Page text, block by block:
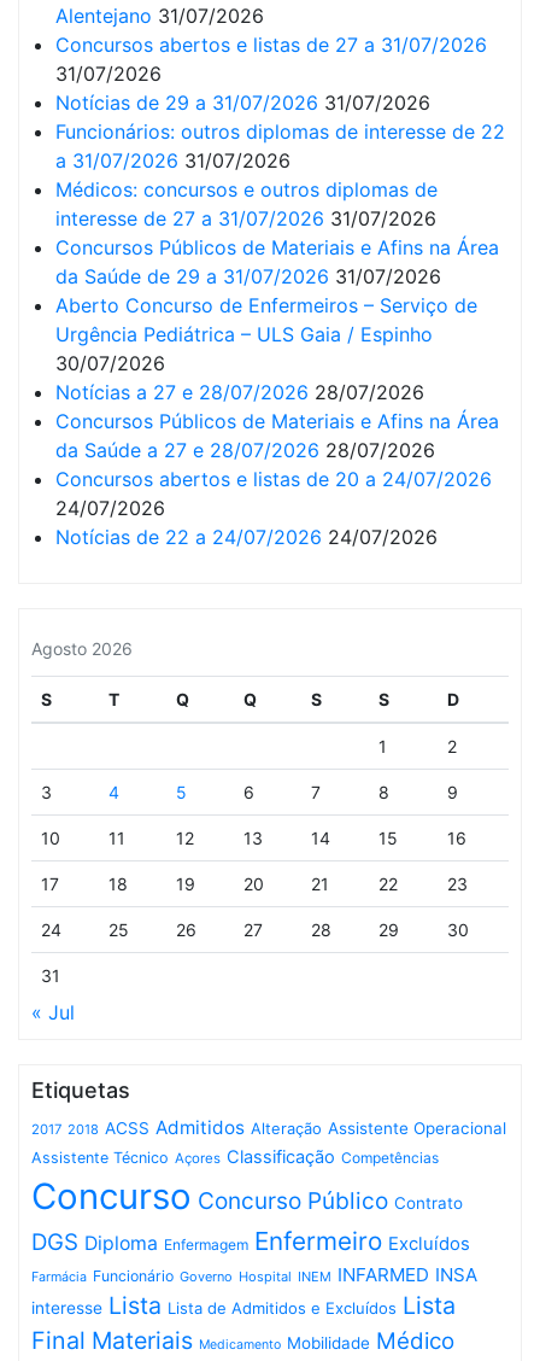
Alentejano 31/07/2026
Concursos abertos e listas de 27 a 31/07/2026
31/07/2026
Notícias de 29 a 31/07/2026 31/07/2026
Funcionários: outros diplomas de interesse de 22
a 31/07/2026 31/07/2026
Médicos: concursos e outros diplomas de
interesse de 27 a 31/07/2026 31/07/2026
Concursos Públicos de Materiais e Afins na Área
da Saúde de 29 a 31/07/2026 31/07/2026
Aberto Concurso de Enfermeiros – Serviço de
Urgência Pediátrica – ULS Gaia / Espinho
30/07/2026
Notícias a 27 e 28/07/2026 28/07/2026
Concursos Públicos de Materiais e Afins na Área
da Saúde a 27 e 28/07/2026 28/07/2026
Concursos abertos e listas de 20 a 24/07/2026
24/07/2026
Notícias de 22 a 24/07/2026 24/07/2026
Agosto 2026
S T Q Q S S D
1 2
3 4 5 6 7 8 9
10 11 12 13 14 15 16
17 18 19 20 21 22 23
24 25 26 27 28 29 30
31
« Jul
Etiquetas
2017 2018 ACSS Admitidos Alteração Assistente Operacional
Assistente Técnico Açores Classificação Competências
Concurso Concurso Público Contrato
DGS Diploma Enfermagem Enfermeiro Excluídos
Farmácia Funcionário Governo Hospital INEM INFARMED INSA
interesse Lista Lista de Admitidos e Excluídos Lista
Final Materiais Medicamento Mobilidade Médico